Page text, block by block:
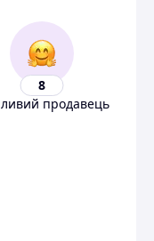
8
продавець